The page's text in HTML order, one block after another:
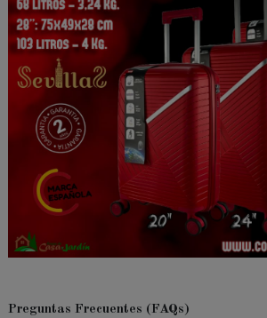
Preguntas Frecuentes (FAQs)